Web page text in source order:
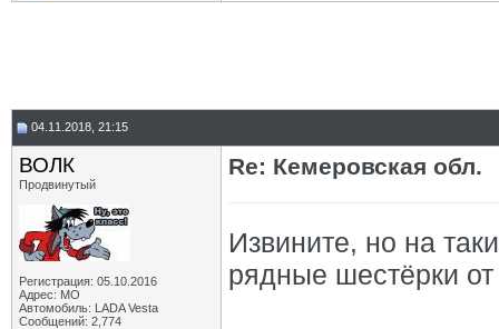
04.11.2018, 21:15
ВОЛК
Продвинутый
Регистрация: 05.10.2016
Адрес: МО
Автомобиль: LADA Vesta
Сообщений: 2,774
Re: Кемеровская обл.
Извините, но на
рядные шестёрки